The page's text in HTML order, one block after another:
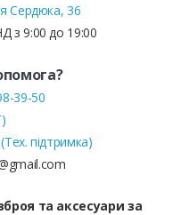
Сердюка, 36
з 9:00 до 19:00
39-50
підтримка)
та аксесуари за